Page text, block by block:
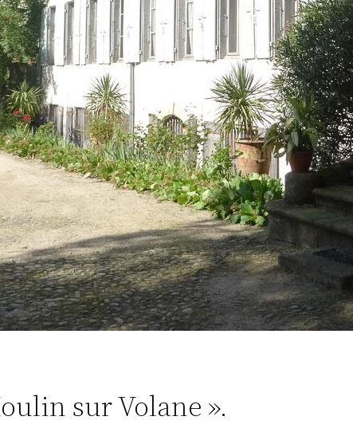
sur Volane ».